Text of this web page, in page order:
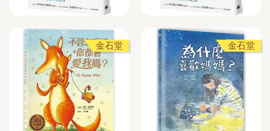
金石堂 金石堂